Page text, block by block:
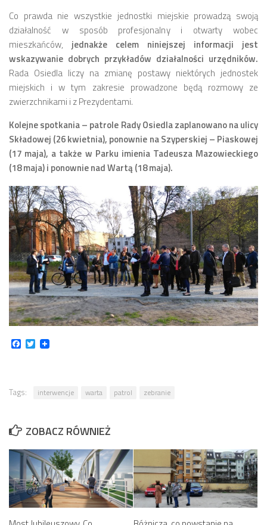
Co prawda nie wszystkie jednostki miejskie prowadzą swoją
działalność w sposób profesjonalny i otwarty wobec
mieszkańców, jednakże celem niniejszej informacji jest
wskazywanie dobrych przykładów działalności urzędników.
Rada Osiedla liczy na zmianę postawy niektórych jednostek
miejskich i w tym zakresie prowadzone będą rozmowy ze
zwierzchnikami i z Prezydentami.
Kolejne spotkania – patrole Rady Osiedla zaplanowano na ulicy
Składowej (26 kwietnia), ponownie na Szyperskiej – Piaskowej
(17 maja), a także w Parku imienia Tadeusza Mazowieckiego
(18 maja) i ponownie nad Wartą (18 maja).
Facebook
Twitter
Tags: interwencje warta patrol zebranie
ZOBACZ RÓWNIEŻ